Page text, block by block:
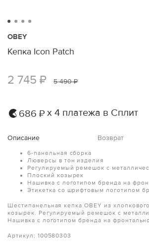
OBEY
Кепка Icon Patch
2 745 ₽ 5 490 ₽
686 ₽ х 4 платежа в Сплит
Описание Возврат
6-панельная сборка
Люверсы в тон изделия
Регулируемый ремешок с
Плоский козырек
Нашивка с логотипом бренда на
Этикетка со шрифтовым логотипом
Шестипанельная кепка OBEY из
козырек. Регулируемый ремешок с
Нашивка с логотипом бренда на
Артикул: 100580303